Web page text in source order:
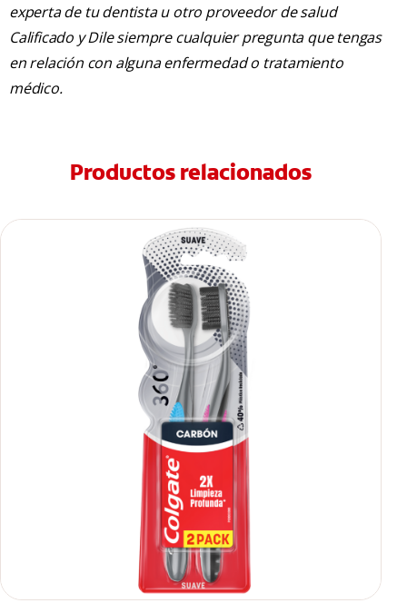
experta de tu dentista u otro proveedor de salud
Calificado y Dile siempre cualquier pregunta que tengas
en relación con alguna enfermedad o tratamiento
médico.
Productos relacionados